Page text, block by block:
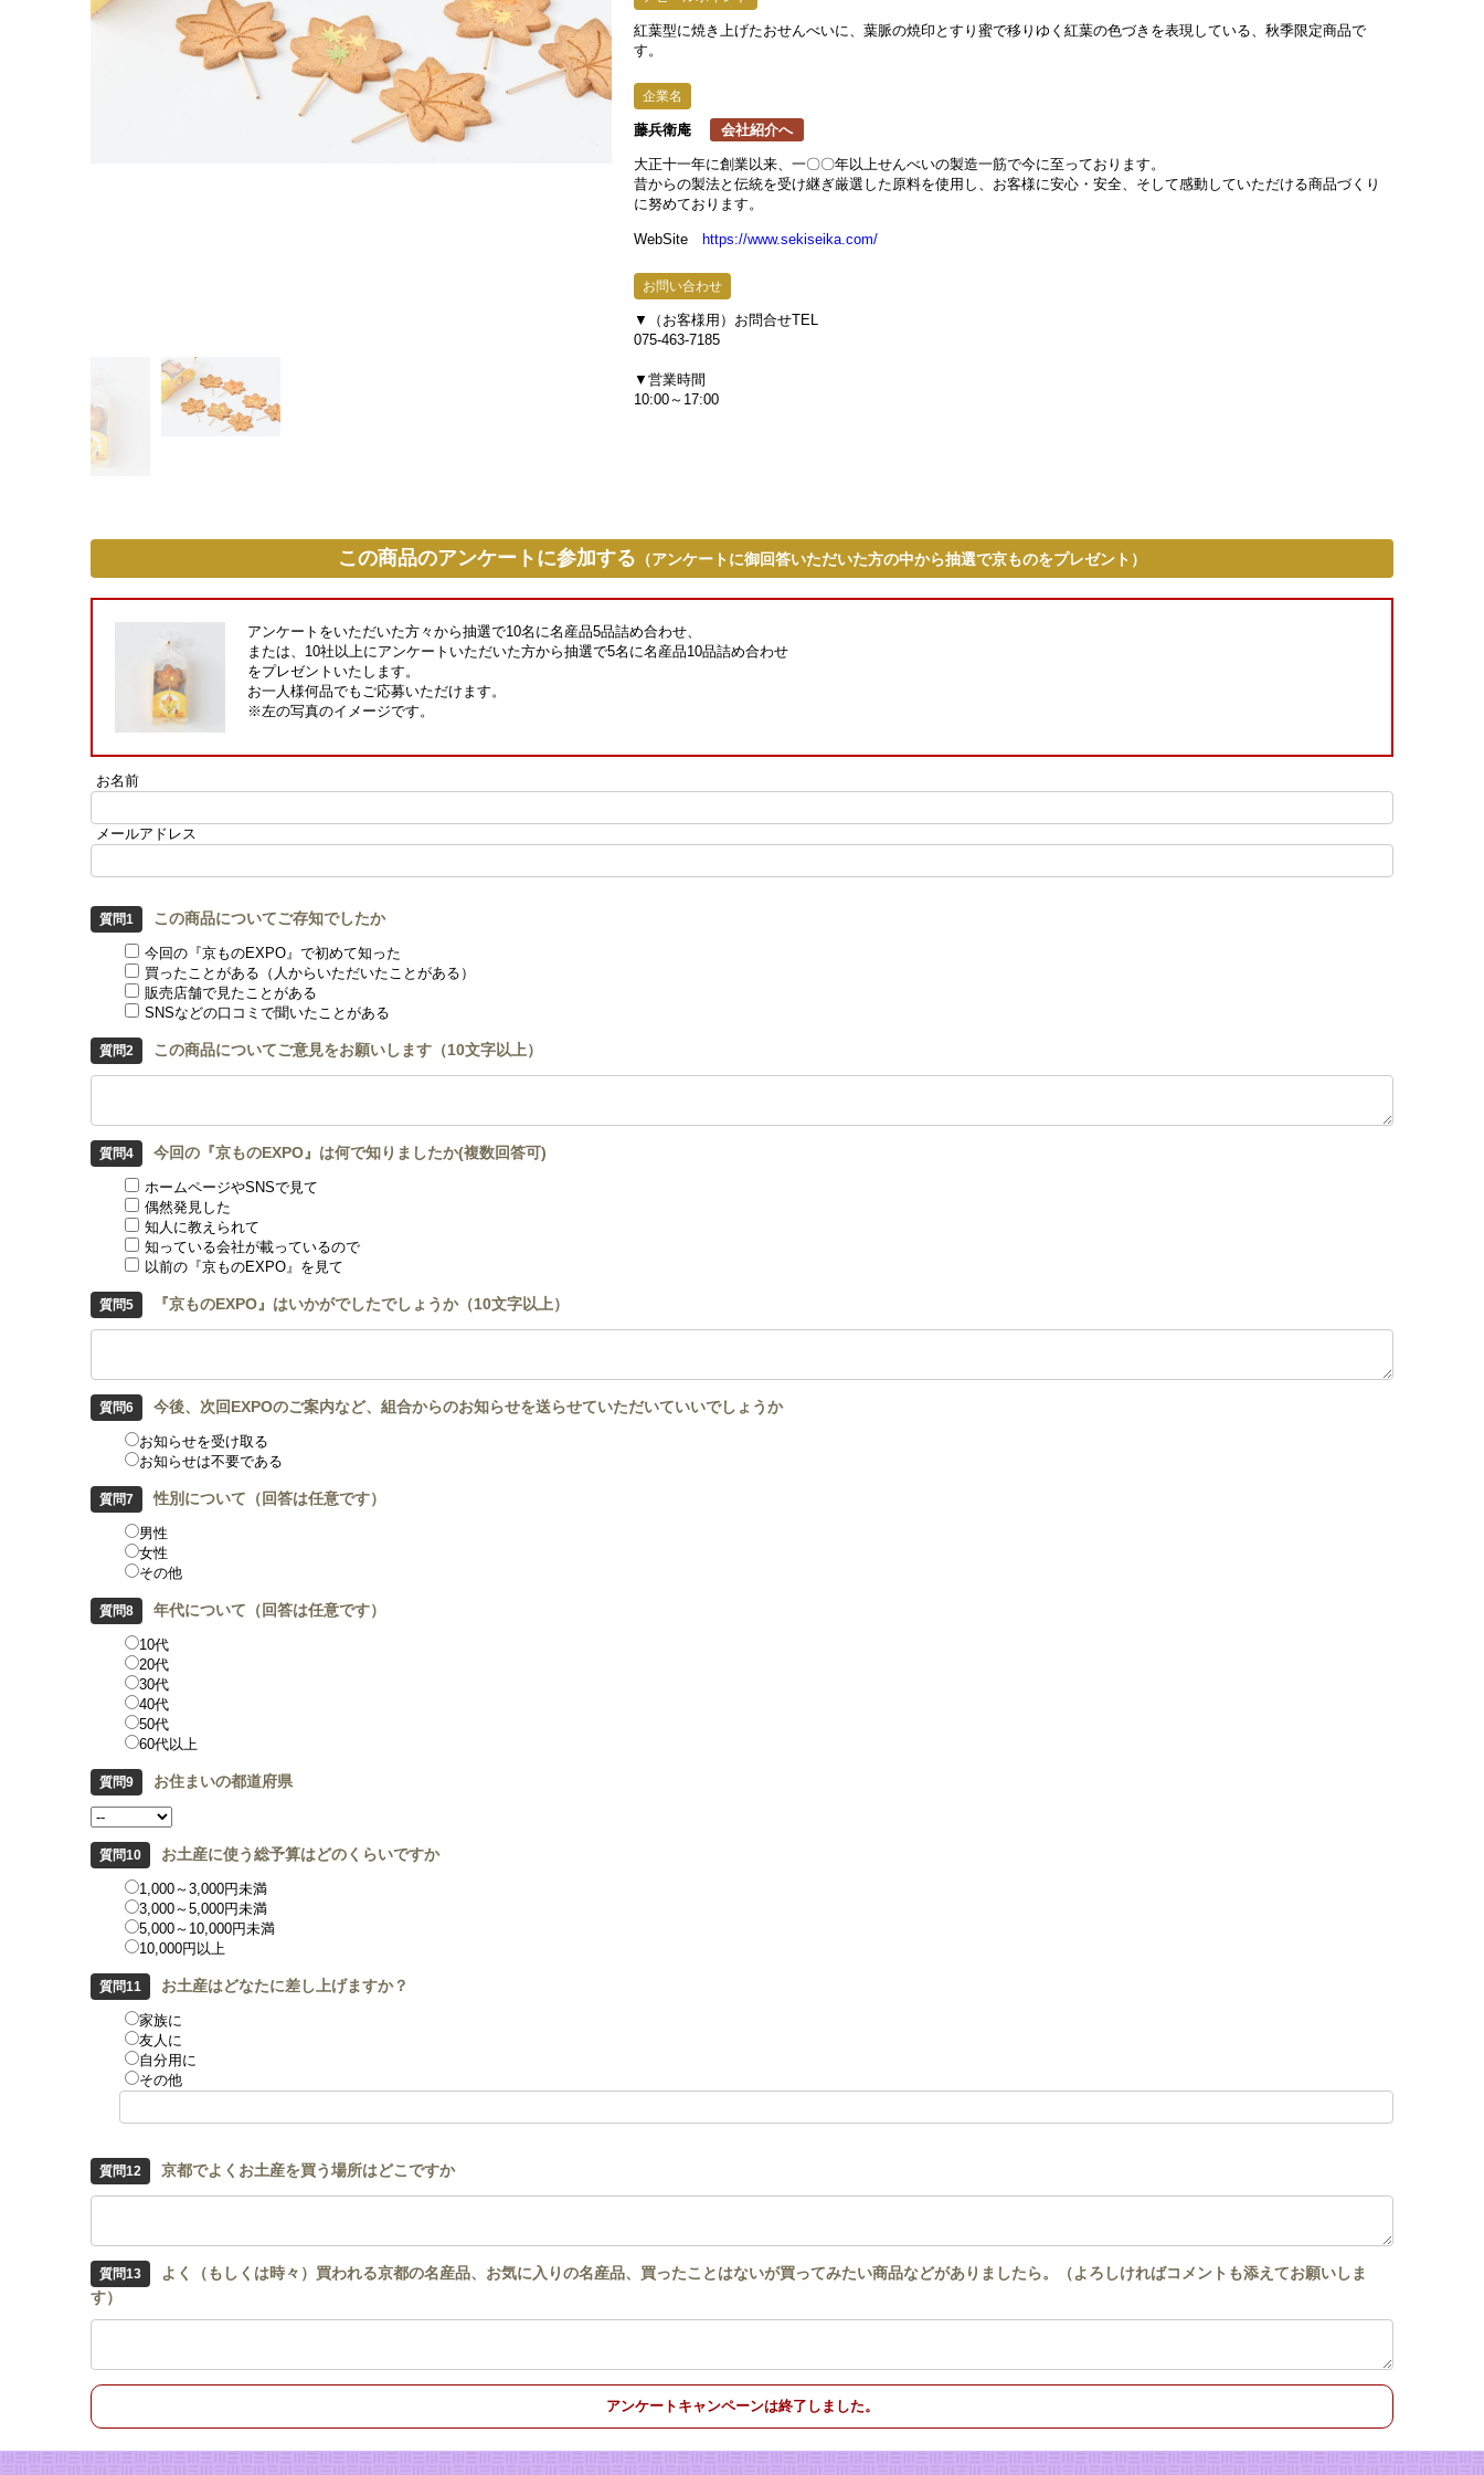
紅葉型に焼き上げたおせんべいに、葉脈の焼印とすり蜜で移りゆく紅葉の色づきを表現している、秋季限定商品で
す。
藤兵衛庵 会社紹介へ
大正十一年に創業以来、一〇〇年以上せんべいの製造一筋で今に至っております。
昔からの製法と伝統を受け継ぎ厳選した原料を使用し、お客様に安心・安全、そして感動していただける商品づくり
に努めております。
WebSite https://www.sekiseika.com/
▼（お客様用）お問合せTEL
075-463-7185
▼営業時間
10:00～17:00
この商品のアンケートに参加する （アンケートに御回答いただいた方の中から抽選で京ものをプレゼント）
アンケートをいただいた方々から抽選で10名に名産品5品詰め合わせ、
または、10社以上にアンケートいただいた方から抽選で5名に名産品10品詰め合わせ
をプレゼントいたします。
お一人様何品でもご応募いただけます。
※左の写真のイメージです。
お名前
メールアドレス
この商品についてご存知でしたか
今回の『京ものEXPO』で初めて知った
買ったことがある（人からいただいたことがある）
販売店舗で見たことがある
SNSなどの口コミで聞いたことがある
この商品についてご意見をお願いします（10文字以上）
今回の『京ものEXPO』は何で知りましたか(複数回答可)
ホームページやSNSで見て
偶然発見した
知人に教えられて
知っている会社が載っているので
以前の『京ものEXPO』を見て
『京ものEXPO』はいかがでしたでしょうか（10文字以上）
今後、次回EXPOのご案内など、組合からのお知らせを送らせていただいていいでしょうか
お知らせを受け取る
お知らせは不要である
性別について（回答は任意です）
男性
女性
その他
年代について（回答は任意です）
10代
20代
30代
40代
50代
60代以上
お住まいの都道府県
お土産に使う総予算はどのくらいですか
1,000～3,000円未満
3,000～5,000円未満
5,000～10,000円未満
10,000円以上
お土産はどなたに差し上げますか？
家族に
友人に
自分用に
その他
京都でよくお土産を買う場所はどこですか
よく（もしくは時々）買われる京都の名産品、お気に入りの名産品、買ったことはないが買ってみたい商品などがありましたら。（よろしければコメントも添えてお願いしま
す）
アンケートキャンペーンは終了しました。